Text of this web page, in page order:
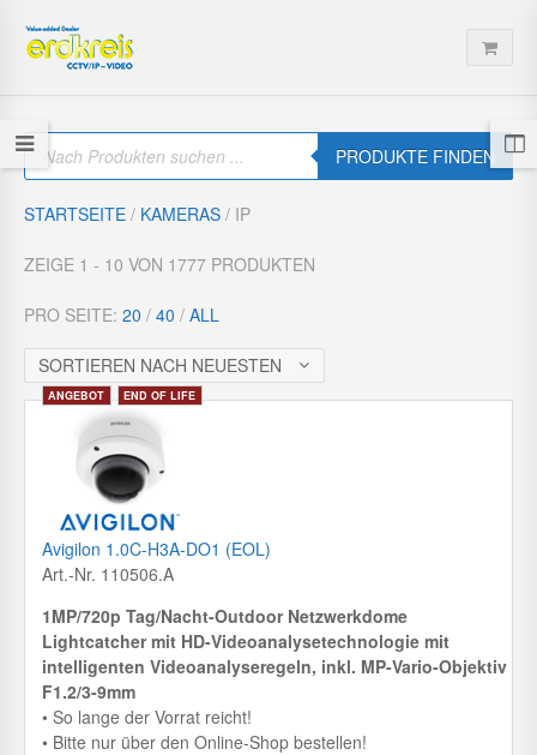
P
r
o
u
c
s
s
a
r
PRODUKTE FINDEN
STARTSEITE / KAMERAS / IP
ZEIGE 1 - 10 VON 1777 PRODUKTEN
PRO SEITE: 20 / 40 / ALL
SORTIEREN NACH NEUESTEN
Avigilon 1.0C-H3A-DO1 (EOL)
Art.-Nr. 110506.A
1MP/720p Tag/Nacht-Outdoor Netzwerkdome
Lightcatcher mit HD-Videoanalysetechnologie mit
intelligenten Videoanalyseregeln, inkl. MP-Vario-Objektiv
F1.2/3-9mm
• So lange der Vorrat reicht!
• Bitte nur über den Online-Shop bestellen!